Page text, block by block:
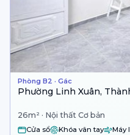
Phòng B2 · Gác
Phường Linh Xuân,
26m² · Nội thất Cơ bản
Cửa sổ Khóa vân tay Máy